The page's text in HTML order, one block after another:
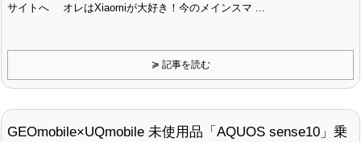
サイトへ オレはXiaomiが大好き！今のメインスマ ...
≽ 記事を読む
GEOmobile×UQmobile 未使用品「AQUOS sense10」乗